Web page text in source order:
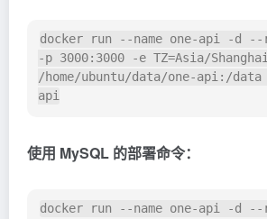
docker run --name one-api -d
-p 3000:3000 -e TZ=Asia/
/home/ubuntu/data/one-api:/
使用 MySQL 的部署命令：
docker run --name one-api -d